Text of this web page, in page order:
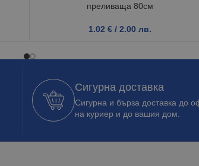
преливаща 80см
1.02 € / 2.00 лв.
Сигурна доставка
Сигурна и бърза доставка до
на куриер и до вашия дом.